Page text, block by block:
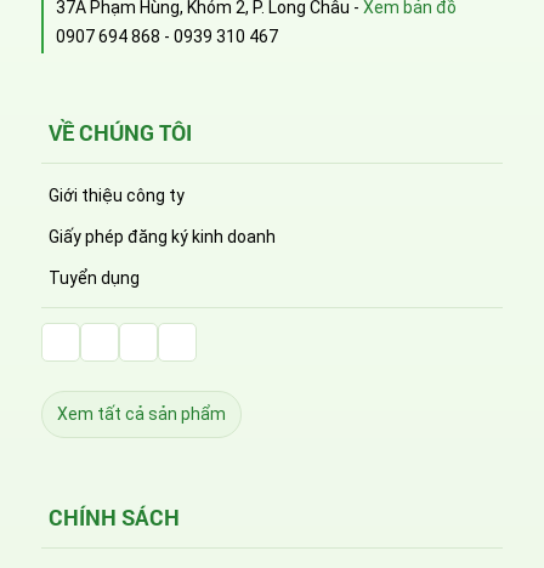
37A Phạm Hùng, Khóm 2, P. Long Châu - Xem bản đồ
0907 694 868 - 0939 310 467
VỀ CHÚNG TÔI
Giới thiệu công ty
Giấy phép đăng ký kinh doanh
Tuyển dụng
Xem tất cả sản phẩm
CHÍNH SÁCH